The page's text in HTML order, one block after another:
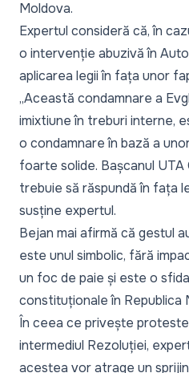
Moldova.
Expertul consideră că, în
o intervenție abuzivă în
aplicarea legii în fața unor
„Această condamnare a
imixtiune în treburi interne,
o condamnare în bază a
foarte solide. Bașcanul UTA
trebuie să răspundă în fața
susține expertul.
Bejan mai afirmă că gestul
este unul simbolic, fără
un foc de paie și este o
constituționale în Republica
În ceea ce privește
intermediul Rezoluției,
acestea vor atrage un